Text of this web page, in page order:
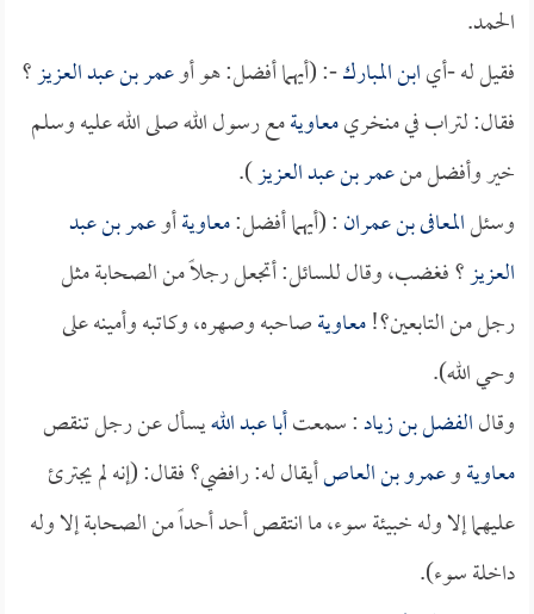
الحمد.
فقيل له -أيابن المبارك-: (أيهما أفضل: هو أوعمر بن عبد العزيز؟
فقال: لتراب في منخريمعاويةمع رسول الله صلى الله عليه وسلم
خير وأفضل منعمر بن عبد العزيز).
وسئلالمعافى بن عمران: (أيهما أفضل:معاويةأوعمر بن عبد
العزيز؟ فغضب، وقال للسائل: أتجعل رجلاً من الصحابة مثل
رجل من التابعين؟!معاويةصاحبه وصهره، وكاتبه وأمينه على
وحي الله).
وقالالفضل بن زياد: سمعتأبا عبد اللهيسأل عن رجل تنقص
معاويةوعمرو بن العاصأيقال له: رافضي؟ فقال: (إنه لم يجترئ
عليهما إلا وله خبيئة سوء، ما انتقص أحد أحداً من الصحابة إلا وله
داخلة سوء).